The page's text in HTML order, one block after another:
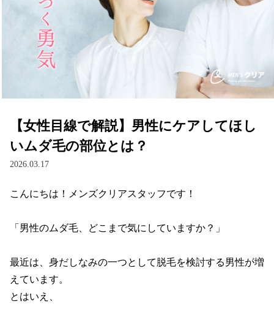
【女性目線で解説】男性にケアしてほし
いムダ毛の部位とは？
2026.03.17
こんにちは！メンズクリアスタッフです！
「男性のムダ毛、どこまで気にしていますか？」
最近は、身だしなみの一つとして脱毛を検討する男性が増
えています。
とはいえ、